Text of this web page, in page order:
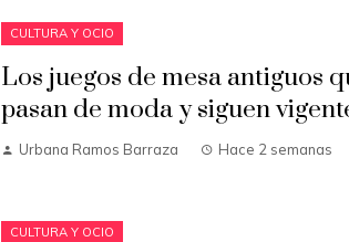
CULTURA Y OCIO
Los juegos de mesa antiguos
pasan de moda y siguen
Urbana Ramos Barraza Hace 2 semanas
CULTURA Y OCIO